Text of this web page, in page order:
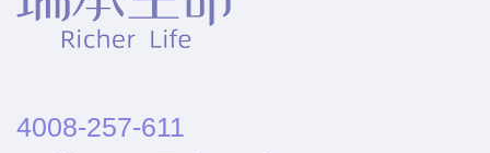
4008-257-611